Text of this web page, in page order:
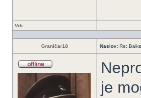
Vrh
Graničar18 Naslov: Re:
je